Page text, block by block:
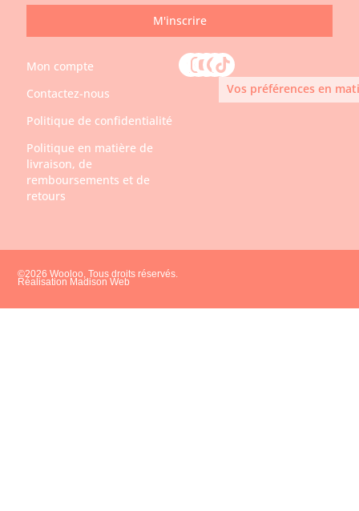
M'inscrire
Mon compte
Contactez-nous
Politique de confidentialité
Politique en matière de
livraison, de
remboursements et de
retours
Vos préférences en
©2026 Wooloo, Tous droits réservés.
Réalisation Madison Web